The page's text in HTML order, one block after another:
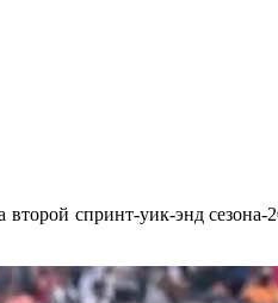
спринт-уик-энд сезона-